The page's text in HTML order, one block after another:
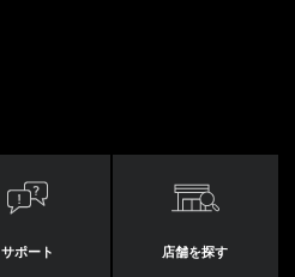
サポート 店舗を探す